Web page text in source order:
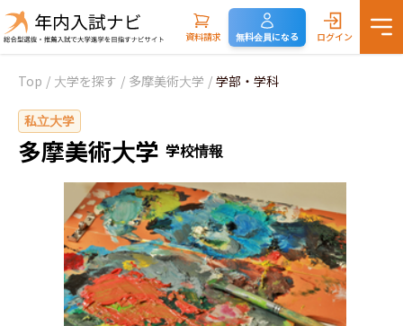
資料請求 無料会員になる ログイン
Top / 大学を探す / 多摩美術大学 / 学部・学科
私立大学
多摩美術大学 学校情報